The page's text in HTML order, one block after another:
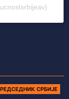
СРБИЈЕ